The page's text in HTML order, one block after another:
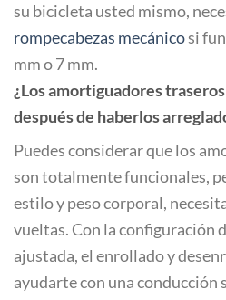
su bicicleta usted mismo,
rompecabezas mecánicosi
mm o 7 mm.
¿Los amortiguadores
después de haberlos
Puedes considerar que los
son totalmente funcionales,
estilo y peso corporal,
vueltas. Con la configuración
ajustada, el enrollado y
ayudarte con una conducción